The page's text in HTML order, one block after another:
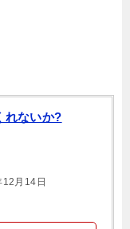
れないか?
月14日